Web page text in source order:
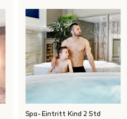
Spa-Eintritt Kind 2 Std